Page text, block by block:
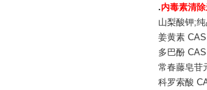
.内毒素清
山梨酸钾;
姜黄素
多巴酚
常春藤皂苷
科罗索酸